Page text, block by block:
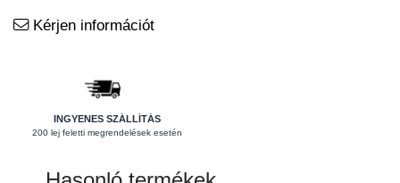
Okulárok
Pattanások
Prosztata
Stressz
Kérjen információt
INGYENES SZÁLLÍTÁS
200 lej feletti megrendelések esetén